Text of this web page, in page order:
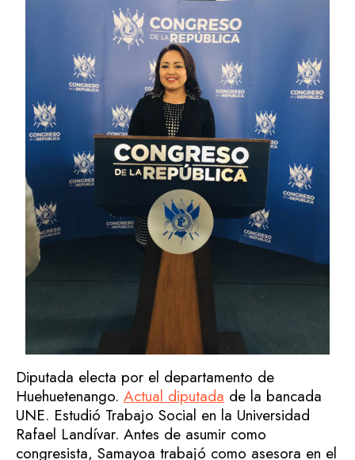
Diputada electa por el departamento de
Huehuetenango. Actual diputada de la bancada
UNE. Estudió Trabajo Social en la Universidad
Rafael Landívar. Antes de asumir como
congresista, Samayoa trabajó como asesora en el